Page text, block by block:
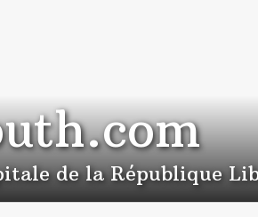
de la République